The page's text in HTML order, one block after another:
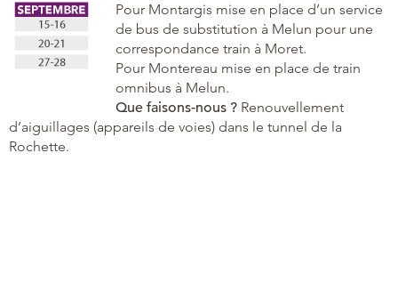
Pour Montargis mise en place d’un service
de bus de substitution à Melun pour une
correspondance train à Moret.
Pour Montereau mise en place de train
omnibus à Melun.
Que faisons-nous ? Renouvellement
d’aiguillages (appareils de voies) dans le tunnel de la
Rochette.